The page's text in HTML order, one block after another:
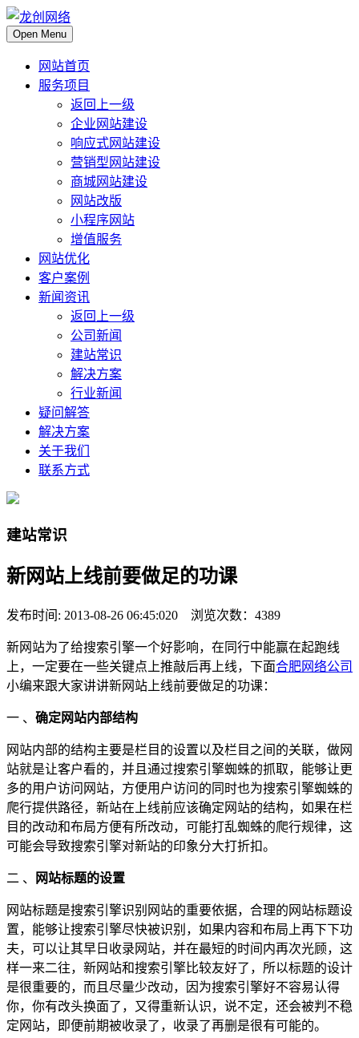
Open Menu
网站首页
服务项目
返回上一级
企业网站建设
响应式网站建设
营销型网站建设
商城网站建设
网站改版
小程序网站
增值服务
网站优化
客户案例
新闻资讯
返回上一级
公司新闻
建站常识
解决方案
行业新闻
疑问解答
解决方案
关于我们
联系方式
建站常识
新网站上线前要做足的功课
发布时间: 2013-08-26 06:45:020 浏览次数：4389
新网站为了给搜索引擎一个好影响，在同行中能赢在起跑线
上，一定要在一些关键点上推敲后再上线，下面合肥网络公司
小编来跟大家讲讲新网站上线前要做足的功课：
一 、 确定网站内部结构
网站内部的结构主要是栏目的设置以及栏目之间的关联，做网
站就是让客户看的，并且通过搜索引擎蜘蛛的抓取，能够让更
多的用户访问网站，方便用户访问的同时也为搜索引擎蜘蛛的
爬行提供路径，新站在上线前应该确定网站的结构，如果在栏
目的改动和布局方便有所改动，可能打乱蜘蛛的爬行规律，这
可能会导致搜索引擎对新站的印象分大打折扣。
二 、 网站标题的设置
网站标题是搜索引擎识别网站的重要依据，合理的网站标题设
置，能够让搜索引擎尽快被识别，如果内容和布局上再下下功
夫，可以让其早日收录网站，并在最短的时间内再次光顾，这
样一来二往，新网站和搜索引擎比较友好了，所以标题的设计
是很重要的，而且尽量少改动，因为搜索引擎好不容易认得
你，你有改头换面了，又得重新认识，说不定，还会被判不稳
定网站，即便前期被收录了，收录了再删是很有可能的。